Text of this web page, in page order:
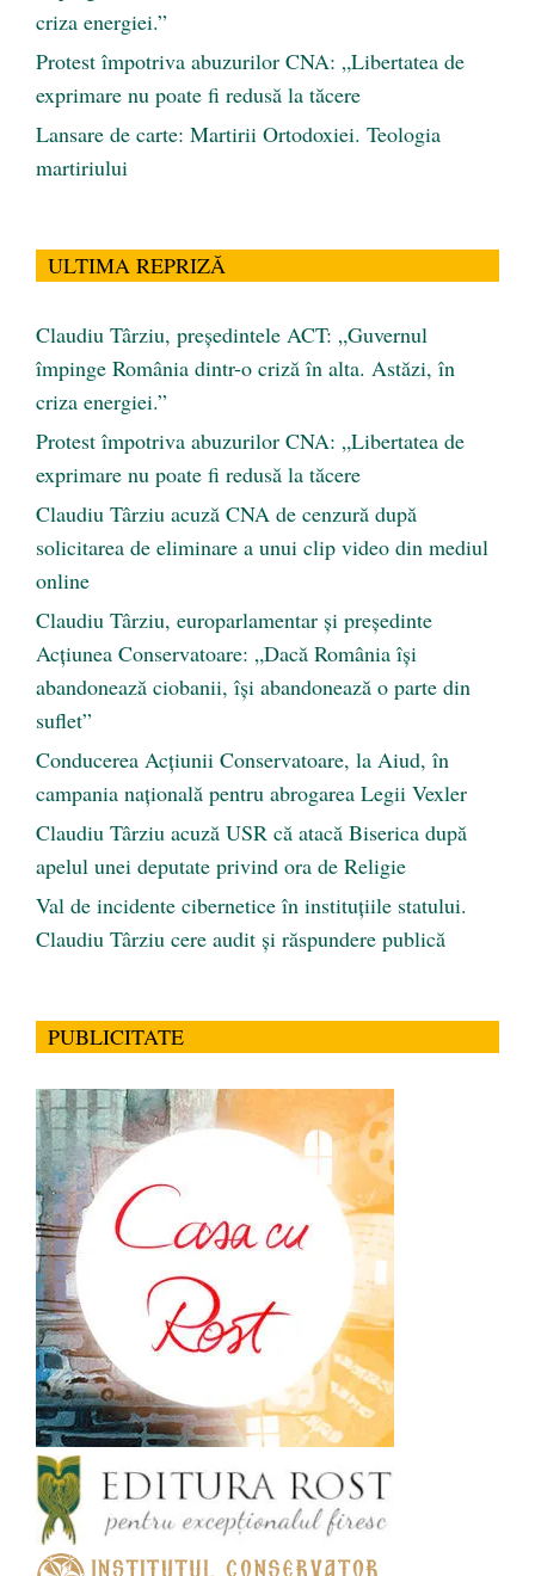
criza energiei.”
Protest împotriva abuzurilor CNA: „Libertatea de
exprimare nu poate fi redusă la tăcere
Lansare de carte: Martirii Ortodoxiei. Teologia
martiriului
ULTIMA REPRIZĂ
Claudiu Târziu, președintele ACT: „Guvernul
împinge România dintr-o criză în alta. Astăzi, în
criza energiei.”
Protest împotriva abuzurilor CNA: „Libertatea de
exprimare nu poate fi redusă la tăcere
Claudiu Târziu acuză CNA de cenzură după
solicitarea de eliminare a unui clip video din mediul
online
Claudiu Târziu, europarlamentar și președinte
Acțiunea Conservatoare: „Dacă România își
abandonează ciobanii, își abandonează o parte din
suflet”
Conducerea Acțiunii Conservatoare, la Aiud, în
campania națională pentru abrogarea Legii Vexler
Claudiu Târziu acuză USR că atacă Biserica după
apelul unei deputate privind ora de Religie
Val de incidente cibernetice în instituțiile statului.
Claudiu Târziu cere audit și răspundere publică
PUBLICITATE